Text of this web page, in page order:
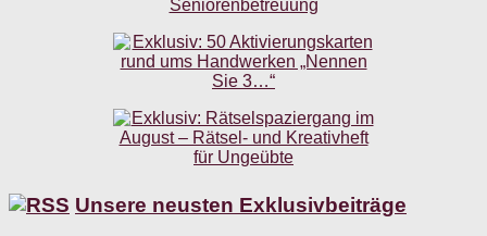
Unsere neusten Exklusivbeiträge